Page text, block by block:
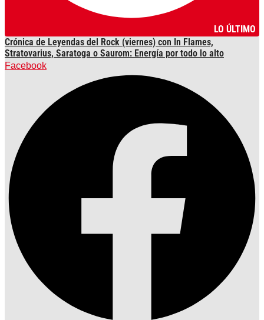
LO ÚLTIMO
Crónica de Leyendas del Rock (viernes) con In Flames,
Stratovarius, Saratoga o Saurom: Energía por todo lo alto
Facebook